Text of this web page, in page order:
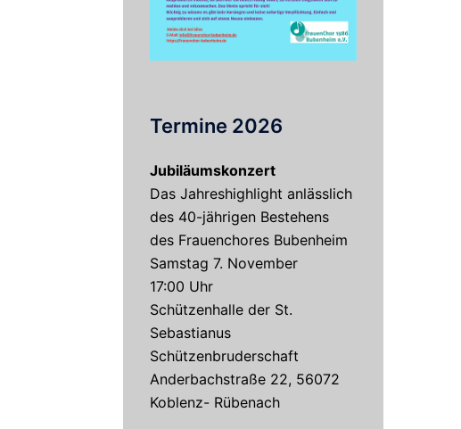
Termine 2026
Jubiläumskonzert
Das Jahreshighlight anlässlich
des 40-jährigen Bestehens
des Frauenchores Bubenheim
Samstag 7. November
17:00 Uhr
Schützenhalle der St.
Sebastianus
Schützenbruderschaft
Anderbachstraße 22, 56072
Koblenz- Rübenach